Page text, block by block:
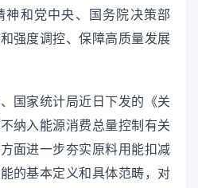
神和党中央、国务院决策部
强度调控、保障高质量发展
国家统计局近日下发的《关
纳入能源消费总量控制有关
面进一步夯实原料用能扣减
的基本定义和具体范畴，对